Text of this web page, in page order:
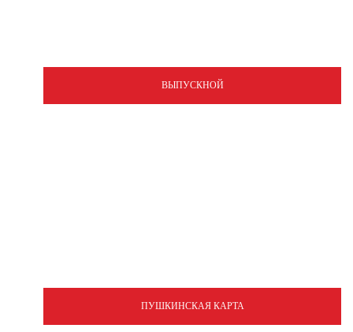
ВЫПУСКНОЙ
ПУШКИНСКАЯ КАРТА